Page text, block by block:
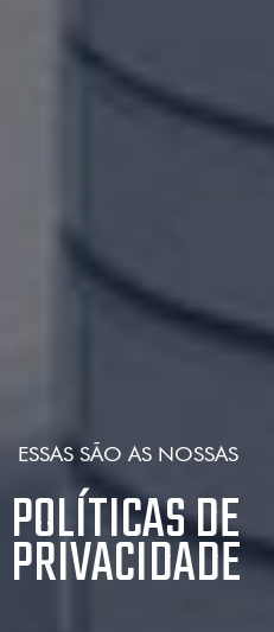
ESSAS SÃO AS NOSSAS
POLÍTICAS DE
PRIVACIDADE